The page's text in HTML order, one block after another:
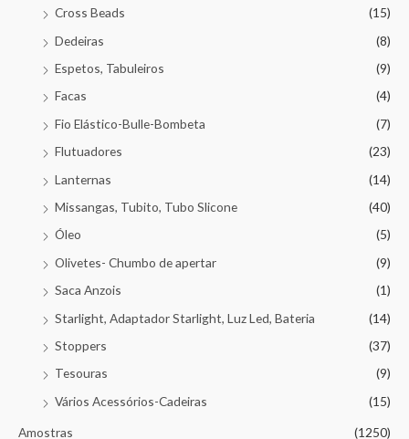
Cross Beads
(15)
Dedeiras
(8)
Espetos, Tabuleiros
(9)
Facas
(4)
Fio Elástico-Bulle-Bombeta
(7)
Flutuadores
(23)
Lanternas
(14)
Missangas, Tubito, Tubo Slicone
(40)
Óleo
(5)
Olivetes- Chumbo de apertar
(9)
Saca Anzois
(1)
Starlight, Adaptador Starlight, Luz Led, Bateria
(14)
Stoppers
(37)
Tesouras
(9)
Vários Acessórios-Cadeiras
(15)
Amostras
(1250)